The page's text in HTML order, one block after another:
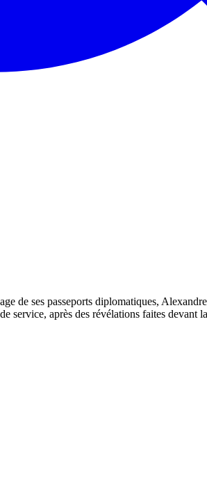
de ses passeports diplomatiques,
service, après des révélations faites devant